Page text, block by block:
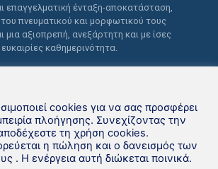
επαγγελματική ένταξη-αποκατάσταση,
πνευματικού και μορφωτικού τους
μια αξιοπρεπή, ανεξάρτητη και με ίσες
ευκαιρίες καθημερινότητα.
βιβλιοθήκη Φάρου
cookies για να σας προσφέρει
πλοήγησης. Συνεχίζοντας την
τη χρήση cookies.
η πώληση και ο δανεισμός των
. Η ενέργεια αυτή διώκεται ποινικά.